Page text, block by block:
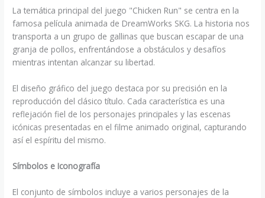
La temática principal del juego "Chicken Run" se centra en la
famosa película animada de DreamWorks SKG. La historia nos
transporta a un grupo de gallinas que buscan escapar de una
granja de pollos, enfrentándose a obstáculos y desafíos
mientras intentan alcanzar su libertad.
El diseño gráfico del juego destaca por su precisión en la
reproducción del clásico título. Cada característica es una
reflejación fiel de los personajes principales y las escenas
icónicas presentadas en el filme animado original, capturando
así el espíritu del mismo.
Símbolos e Iconografía
El conjunto de símbolos incluye a varios personajes de la